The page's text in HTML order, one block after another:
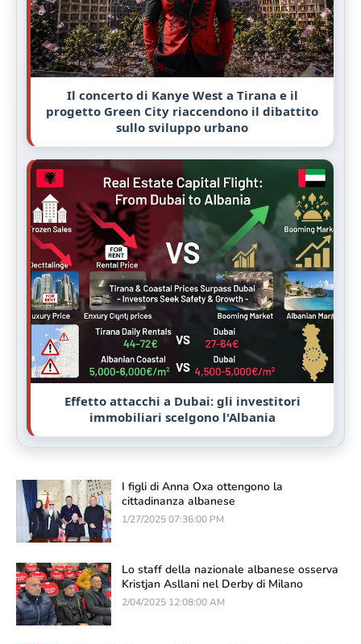
Il concerto di Kanye West a Tirana e il
progetto Green City riaccendono il dibattito
sullo sviluppo urbano
Effetto attacchi a Dubai: gli investitori
immobiliari scelgono l'Albania
I figli di Anna Oxa ottengono la
cittadinanza albanese
1/27/2025 07:36:00 PM
Lo staff della nazionale albanese osserva
Kristjan Asllani nel Derby di Milano
2/04/2025 12:08:00 AM